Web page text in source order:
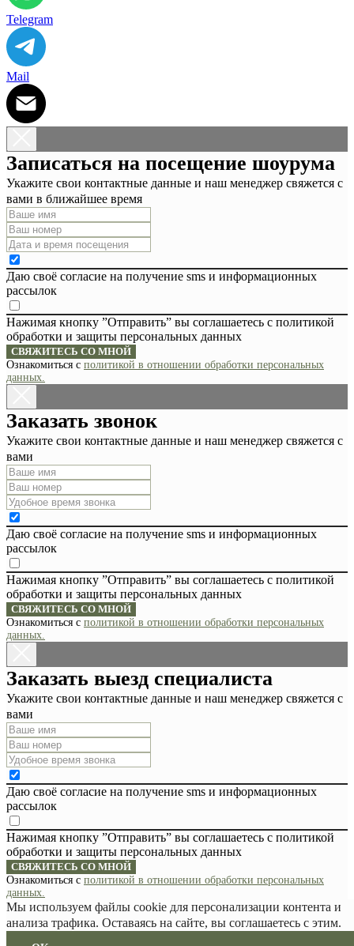
Telegram
Mail
Записаться на посещение шоурума
Укажите свои контактные данные и наш менеджер свяжется с
вами в ближайшее время
Даю своё согласие на получение sms и информационных
рассылок
Нажимая кнопку ”Отправить” вы соглашаетесь с политикой
обработки и защиты персональных данных
СВЯЖИТЕСЬ СО МНОЙ
Ознакомиться с политикой в отношении обработки персональных
данных.
Заказать звонок
Укажите свои контактные данные и наш менеджер свяжется с
вами
Даю своё согласие на получение sms и информационных
рассылок
Нажимая кнопку ”Отправить” вы соглашаетесь с политикой
обработки и защиты персональных данных
СВЯЖИТЕСЬ СО МНОЙ
Ознакомиться с политикой в отношении обработки персональных
данных.
Заказать выезд специалиста
Укажите свои контактные данные и наш менеджер свяжется с
вами
Даю своё согласие на получение sms и информационных
рассылок
Нажимая кнопку ”Отправить” вы соглашаетесь с политикой
обработки и защиты персональных данных
СВЯЖИТЕСЬ СО МНОЙ
Ознакомиться с политикой в отношении обработки персональных
данных.
Мы используем файлы cookie для персонализации контента и
анализа трафика. Оставаясь на сайте, вы соглашаетесь с этим.